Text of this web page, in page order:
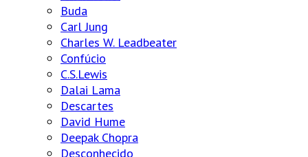
Buda
Carl Jung
Charles W. Leadbeater
Confúcio
C.S.Lewis
Dalai Lama
Descartes
David Hume
Deepak Chopra
Desconhecido